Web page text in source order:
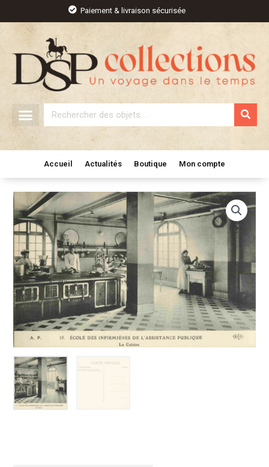
contenu
Paiement & livraison sécurisée
Rechercher
Accueil Actualités Boutique Mon compte